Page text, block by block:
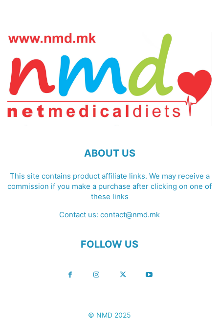
ABOUT US
This site contains product affiliate links. We may receive a
commission if you make a purchase after clicking on one of
these links
Contact us: contact@nmd.mk
FOLLOW US
© NMD 2025